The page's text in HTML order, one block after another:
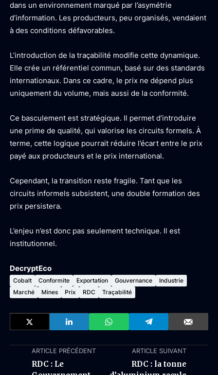
dans un environnement marqué par l’asymétrie
d’information. Les producteurs, peu organisés, vendaient
à des conditions défavorables.
L’introduction de la traçabilité modifie cette dynamique.
Elle crée un référentiel commun, basé sur des standards
internationaux. Dans ce cadre, le prix ne dépend plus
uniquement du volume, mais aussi de la conformité.
Ce basculement est stratégique. Il permet d’introduire
une prime de qualité, qui valorise les circuits formels. À
terme, cette logique pourrait réduire l’écart entre le prix
payé aux producteurs et le prix international.
Cependant, la transition reste fragile. Tant que les
circuits informels subsistent, une double formation des
prix persistera.
L’enjeu n’est donc pas seulement technique. Il est
institutionnel.
DecryptEco
Cobalt Conformite Exportation Gouvernance
Industrie
Marché
Mines Prix RDC Traçabilité
ARTICLE PRÉCÉDENT
RDC : Le
ARTICLE SUIVANT
RDC : la tonne